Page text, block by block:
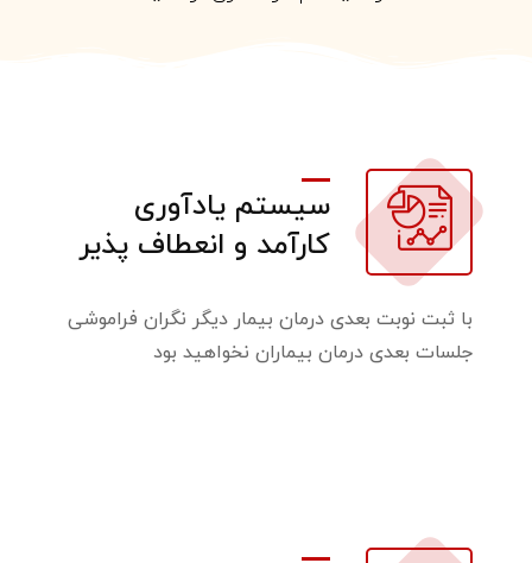
سیستم یادآوری
کارآمد و انعطاف پذیر
با ثبت نوبت بعدی درمان بیمار دیگر نگران فراموشی
جلسات بعدی درمان بیماران نخواهید بود